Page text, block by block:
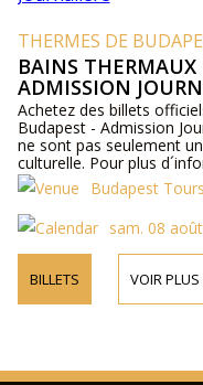
THERMES DE
BAINS THERMAUX
ADMISSION
Achetez des billets
Budapest - Admission
ne sont pas seulement
culturelle. Pour plus
veuillez visiter notre site
Budapest
sam. 08
BILLETS VOIR PLUS